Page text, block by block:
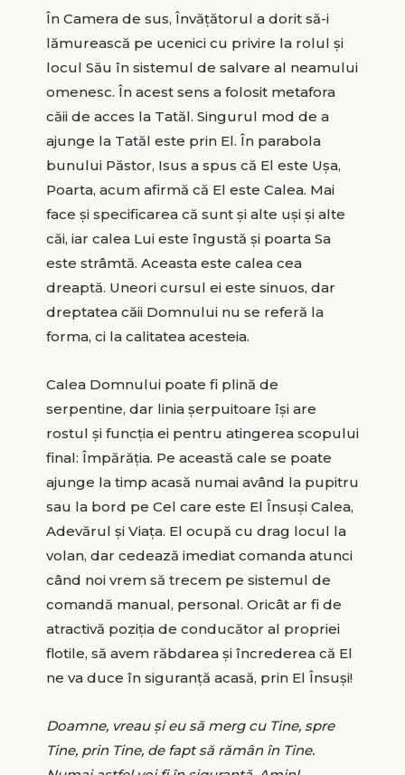
În Camera de sus, Învățătorul a dorit să-i
lămurească pe ucenici cu privire la rolul și
locul Său în sistemul de salvare al neamului
omenesc. În acest sens a folosit metafora
căii de acces la Tatăl. Singurul mod de a
ajunge la Tatăl este prin El. În parabola
bunului Păstor, Isus a spus că El este Ușa,
Poarta, acum afirmă că El este Calea. Mai
face și specificarea că sunt și alte uși și alte
căi, iar calea Lui este îngustă și poarta Sa
este strâmtă. Aceasta este calea cea
dreaptă. Uneori cursul ei este sinuos, dar
dreptatea căii Domnului nu se referă la
forma, ci la calitatea acesteia.
Calea Domnului poate fi plină de
serpentine, dar linia șerpuitoare își are
rostul și funcția ei pentru atingerea scopului
final: Împărăția. Pe această cale se poate
ajunge la timp acasă numai având la pupitru
sau la bord pe Cel care este El Însuși Calea,
Adevărul și Viața. El ocupă cu drag locul la
volan, dar cedează imediat comanda atunci
când noi vrem să trecem pe sistemul de
comandă manual, personal. Oricât ar fi de
atractivă poziția de conducător al propriei
flotile, să avem răbdarea și încrederea că El
ne va duce în siguranță acasă, prin El Însuși!
Doamne, vreau și eu să merg cu Tine, spre
Tine, prin Tine, de fapt să rămân în Tine.